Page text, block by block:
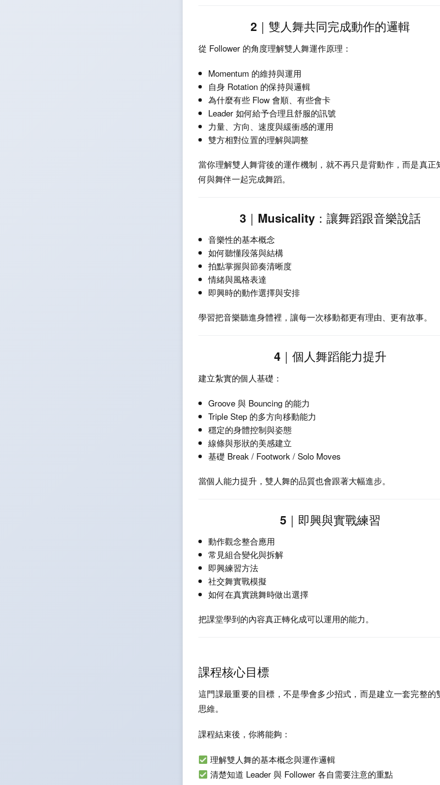
2｜雙人舞共同完成動作的邏輯
從 Follower 的角度理解雙人舞運作原理：
Momentum 的維持與運用
自身 Rotation 的保持與邏輯
為什麼有些 Flow 會順、有些會卡
Leader 如何給予合理且舒服的訊號
力量、方向、速度與緩衝感的運用
雙方相對位置的理解與調整
當你理解雙人舞背後的運作機制，就不再只是背動作，而是真正
何與舞伴一起完成舞蹈。
3｜Musicality：讓舞蹈跟音樂說話
音樂性的基本概念
如何聽懂段落與結構
拍點掌握與節奏清晰度
情緒與風格表達
即興時的動作選擇與安排
學習把音樂聽進身體裡，讓每一次移動都更有理由、更有故事。
4｜個人舞蹈能力提升
建立紮實的個人基礎：
Groove 與 Bouncing 的能力
Triple Step 的多方向移動能力
穩定的身體控制與姿態
線條與形狀的美感建立
基礎 Break / Footwork / Solo Moves
當個人能力提升，雙人舞的品質也會跟著大幅進步。
5｜即興與實戰練習
動作觀念整合應用
常見組合變化與拆解
即興練習方法
社交舞實戰模擬
如何在真實跳舞時做出選擇
把課堂學到的內容真正轉化成可以運用的能力。
課程核心目標
這門課最重要的目標，不是學會多少招式，而是建立一套完整的
思維。
課程結束後，你將能夠：
理解雙人舞的基本概念與運作邏輯
清楚知道 Leader 與 Follower 各自需要注意的重點